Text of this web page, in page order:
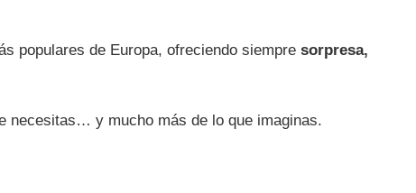
populares de Europa, ofreciendo siempre sorpresa,
necesitas… y mucho más de lo que imaginas.